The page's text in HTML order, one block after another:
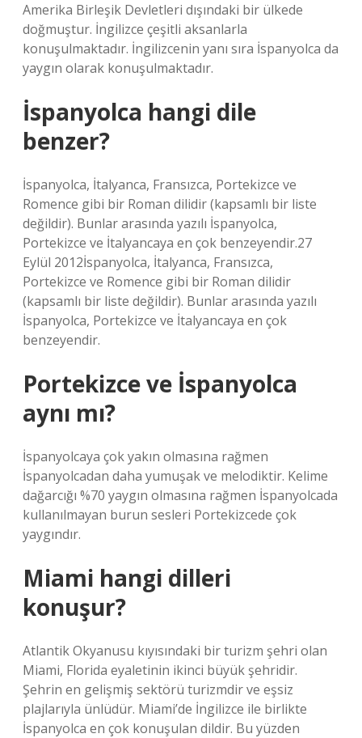
Amerika Birleşik Devletleri dışındaki bir ülkede
doğmuştur. İngilizce çeşitli aksanlarla
konuşulmaktadır. İngilizcenin yanı sıra İspanyolca da
yaygın olarak konuşulmaktadır.
İspanyolca hangi dile
benzer?
İspanyolca, İtalyanca, Fransızca, Portekizce ve
Romence gibi bir Roman dilidir (kapsamlı bir liste
değildir). Bunlar arasında yazılı İspanyolca,
Portekizce ve İtalyancaya en çok benzeyendir.27
Eylül 2012İspanyolca, İtalyanca, Fransızca,
Portekizce ve Romence gibi bir Roman dilidir
(kapsamlı bir liste değildir). Bunlar arasında yazılı
İspanyolca, Portekizce ve İtalyancaya en çok
benzeyendir.
Portekizce ve İspanyolca
aynı mı?
İspanyolcaya çok yakın olmasına rağmen
İspanyolcadan daha yumuşak ve melodiktir. Kelime
dağarcığı %70 yaygın olmasına rağmen İspanyolcada
kullanılmayan burun sesleri Portekizcede çok
yaygındır.
Miami hangi dilleri
konuşur?
Atlantik Okyanusu kıyısındaki bir turizm şehri olan
Miami, Florida eyaletinin ikinci büyük şehridir.
Şehrin en gelişmiş sektörü turizmdir ve eşsiz
plajlarıyla ünlüdür. Miami’de İngilizce ile birlikte
İspanyolca en çok konuşulan dildir. Bu yüzden